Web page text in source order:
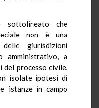
sottolineato che
non è una
giurisdizioni
amministrativo, a
del processo civile,
isolate ipotesi di
istanze in campo